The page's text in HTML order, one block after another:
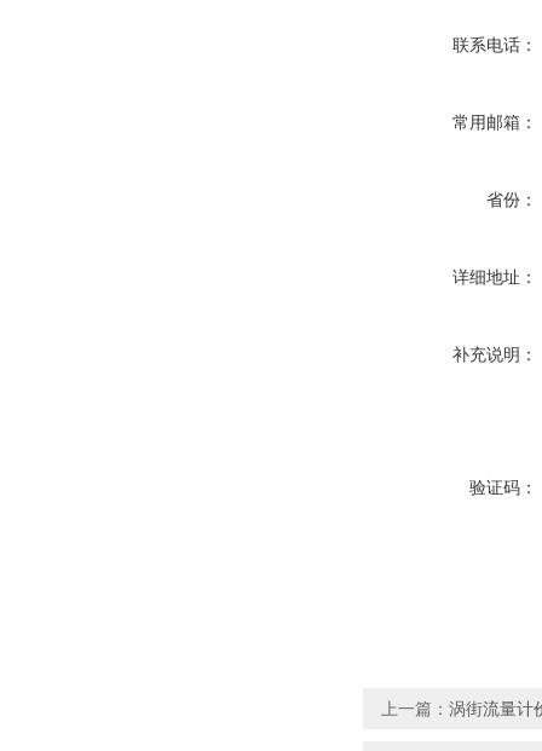
联系电话：
常用邮箱：
省份：
详细地址：
补充说明：
验证码：
上一篇： 涡街流量计